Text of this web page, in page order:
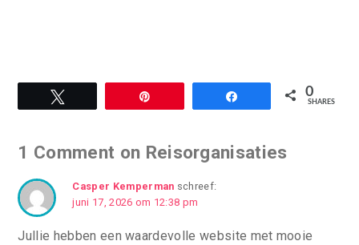
0
SHARES
1 Comment on Reisorganisaties
Casper Kemperman schreef:
juni 17, 2026 om 12:38 pm
Jullie hebben een waardevolle website met mooie